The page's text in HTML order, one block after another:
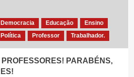
Democracia Educação
Ensino
Política Professor Trabalhador.
PARABÉNS,